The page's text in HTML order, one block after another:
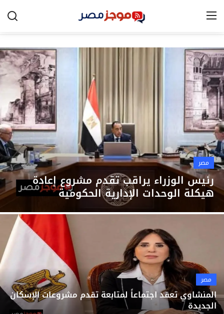
الرئيسية
مصر
الخليج
العالم
الرياضة
اقتصاد
تكنولوجيا
التعليم
منوعات
مصر
رئيس الوزراء يراقب تقدم مشروع إعادة
هيكلة الوحدات الإدارية الحكومية
مصر
المنشاوي تعقد اجتماعاً لمتابعة تقدم مشروعات الإسكان
الجديدة